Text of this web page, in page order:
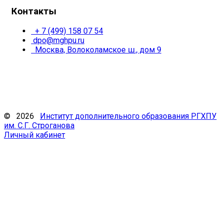
Контакты
+ 7 (499) 158 07 54
dpo@mghpu.ru
Москва, Волоколамское ш., дом 9
© 2026 Институт дополнительного образования РГХПУ
им. С.Г. Строганова
Личный кабинет